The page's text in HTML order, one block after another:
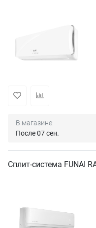
В магазине:
После 07 сен.
Сплит-система FUNAI